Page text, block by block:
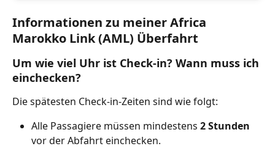
Informationen zu meiner Africa
Marokko Link (AML) Überfahrt
Um wie viel Uhr ist Check-in? Wann muss ich
einchecken?
Die spätesten Check-in-Zeiten sind wie folgt:
Alle Passagiere müssen mindestens 2 Stunden
vor der Abfahrt einchecken.